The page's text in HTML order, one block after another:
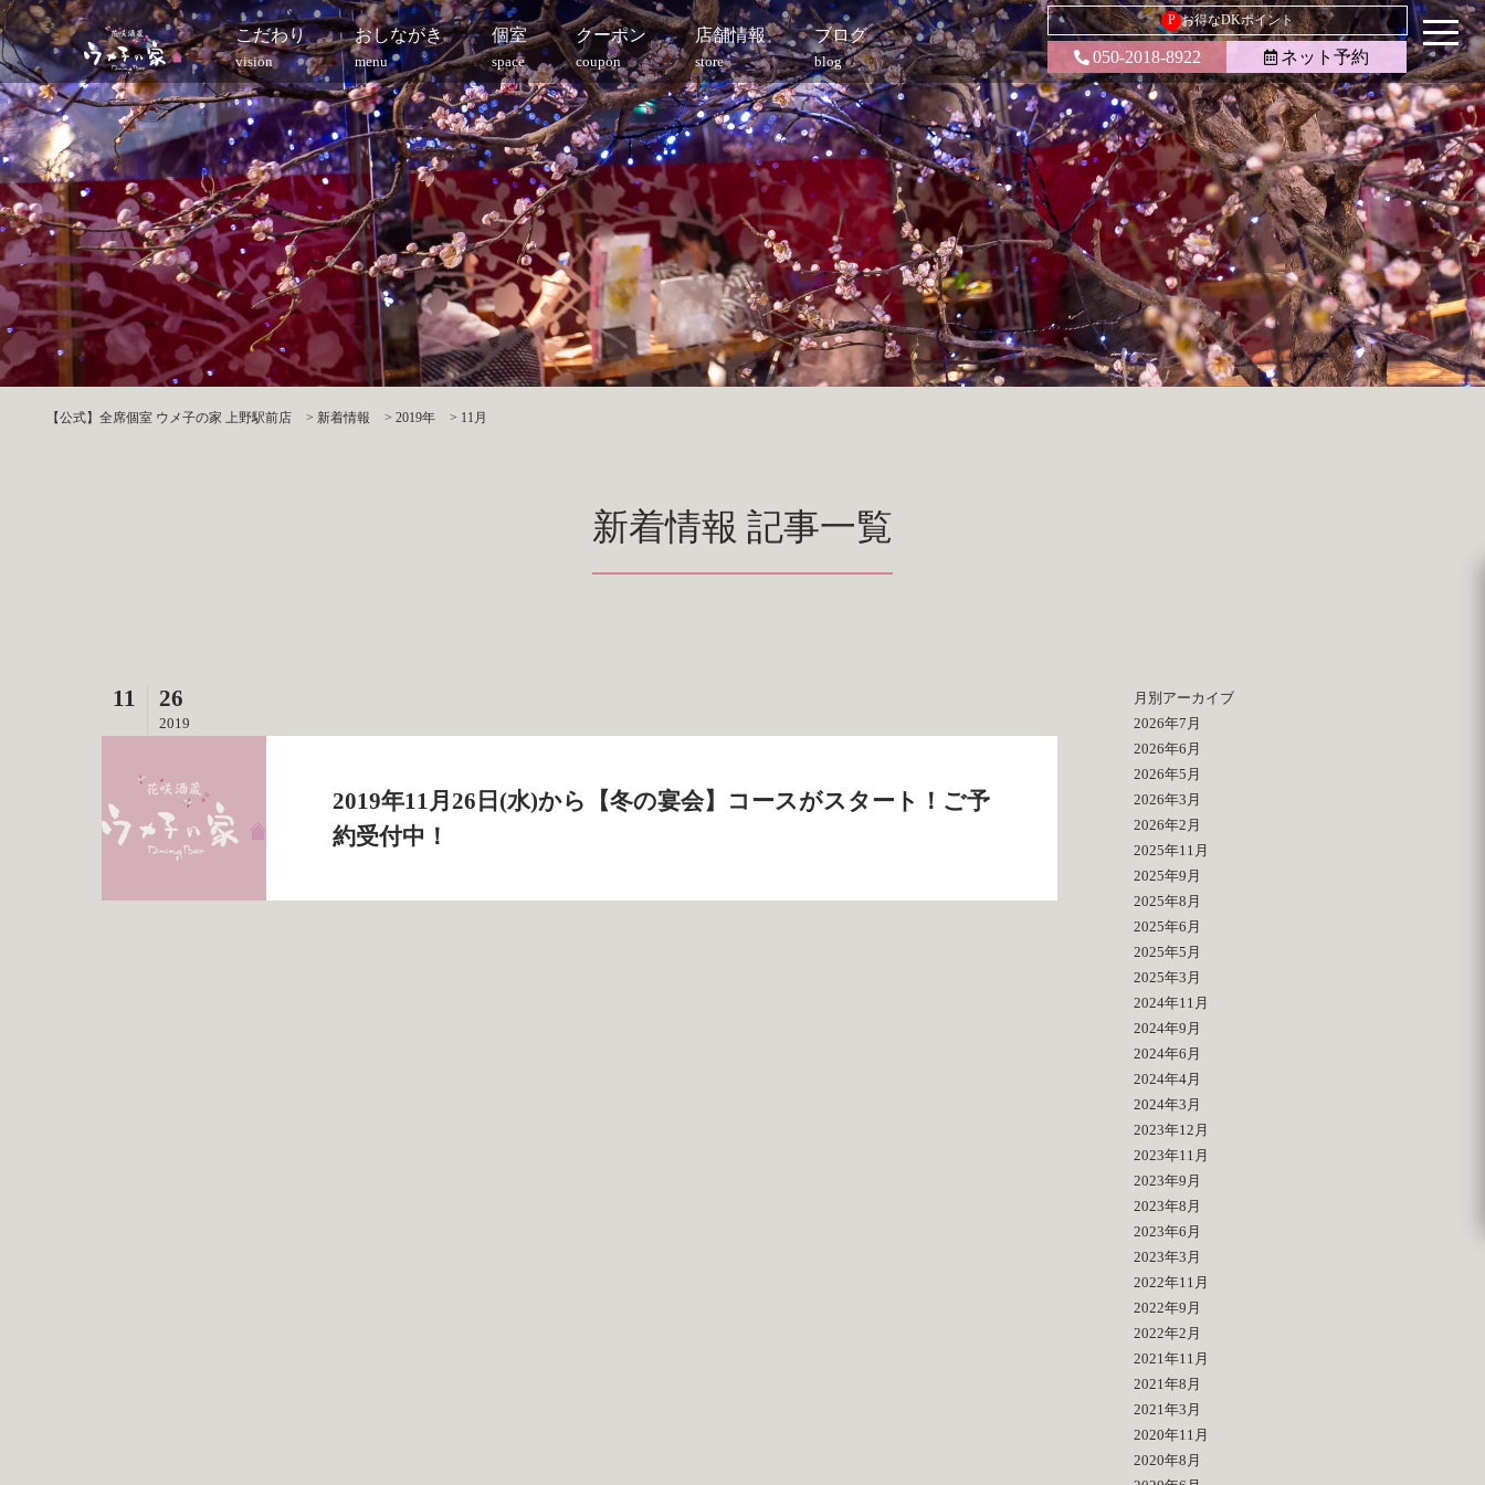
こだわり
vision
おしながき
menu
個室
space
クーポン
coupon
店舗情報
store
ブログ
blog
P お得なDKポイント
050-2018-8922 ネット予約
【公式】全席個室 ウメ子の家 上野駅前店 > 新着情報 > 2019年 > 11月
新着情報 記事一覧
11 26
2019
2019年11月26日(水)から【冬の宴会】コースがスタート！ご予
約受付中！
月別アーカイブ
2026年7月
2026年6月
2026年5月
2026年3月
2026年2月
2025年11月
2025年9月
2025年8月
2025年6月
2025年5月
2025年3月
2024年11月
2024年9月
2024年6月
2024年4月
2024年3月
2023年12月
2023年11月
2023年9月
2023年8月
2023年6月
2023年3月
2022年11月
2022年9月
2022年2月
2021年11月
2021年8月
2021年3月
2020年11月
2020年8月